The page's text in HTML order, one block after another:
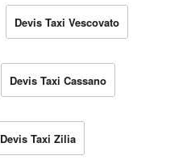
Devis Taxi Vescovato
Devis Taxi Cassano
Devis Taxi Zilia